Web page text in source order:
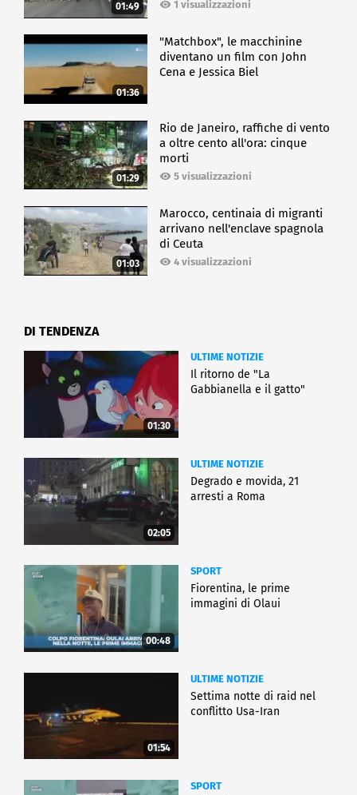
01:49 1 visualizzazioni
01:36
"Matchbox", le macchinine
diventano un film con John
Cena e Jessica Biel
01:29
Rio de Janeiro, raffiche di vento
a oltre cento all'ora: cinque
morti
5 visualizzazioni
01:03
Marocco, centinaia di migranti
arrivano nell'enclave spagnola
di Ceuta
4 visualizzazioni
DI TENDENZA
01:30
ULTIME NOTIZIE
Il ritorno de "La
Gabbianella e il gatto"
02:05
ULTIME NOTIZIE
Degrado e movida, 21
arresti a Roma
00:48
SPORT
Fiorentina, le prime
immagini di Olaui
01:54
ULTIME NOTIZIE
Settima notte di raid nel
conflitto Usa-Iran
SPORT